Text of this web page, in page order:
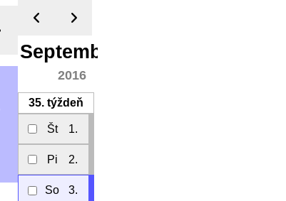
September
2016
35.týždeň
Št 1.
Pi 2.
So 3.